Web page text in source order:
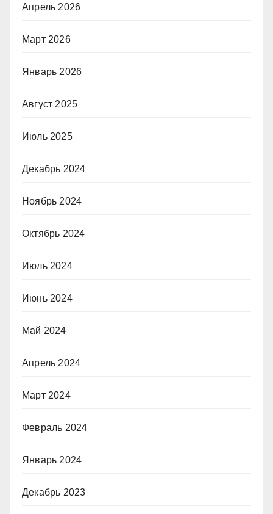
Апрель 2026
Март 2026
Январь 2026
Август 2025
Июль 2025
Декабрь 2024
Ноябрь 2024
Октябрь 2024
Июль 2024
Июнь 2024
Май 2024
Апрель 2024
Март 2024
Февраль 2024
Январь 2024
Декабрь 2023